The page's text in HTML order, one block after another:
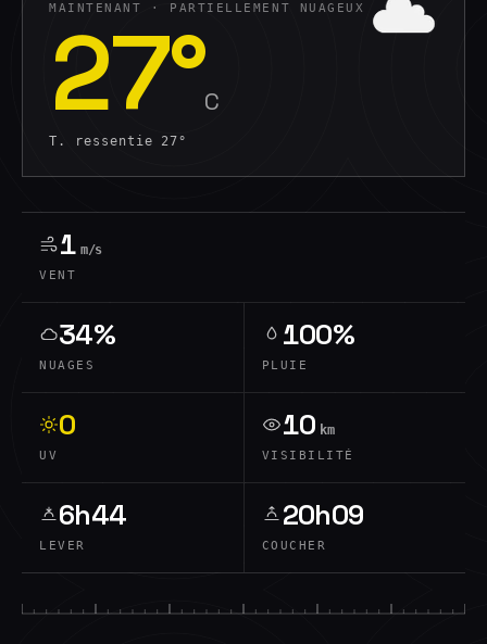
MAINTENANT · PARTIELLEMENT NUAGEUX
27°C
T. ressentie 27°
1 m/s
VENT
34%
NUAGES
100%
PLUIE
0
UV
10 km
VISIBILITÉ
6h44
LEVER
20h09
COUCHER